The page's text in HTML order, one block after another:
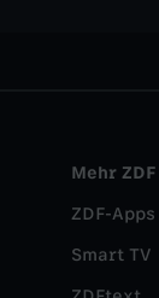
Mehr ZDF
ZDF-Apps
Smart TV